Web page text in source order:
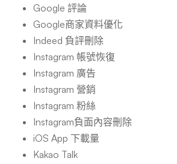
Google 評論
Google商家資料優化
Indeed 負評刪除
Instagram 帳號恢復
Instagram 廣告
Instagram 營銷
Instagram 粉絲
Instagram負面內容刪除
iOS App 下載量
Kakao Talk